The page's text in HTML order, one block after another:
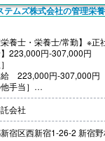
テムズ株式会社の管理栄
栄養士・栄養士/常勤】※正
】223,000円-307,000円
給 223,000円-307,000円
手当］
当
当
1ヶ月分
当】あり
会社
宿区西新宿1-26-2 新宿